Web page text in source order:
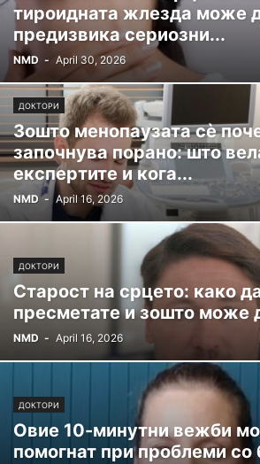
тироидната жлезда може
предизвика сериозни...
NMD - April 30, 2026
ДОКТОРИ
Зошто менопаузата сè
започнува порано: што
експертите и кога...
NMD - April 16, 2026
ДОКТОРИ
Старост на срцето: како
пресметате и зошто може
NMD - April 16, 2026
ДОКТОРИ
Овие 10-минутни вежби
помогнат при проблеми со